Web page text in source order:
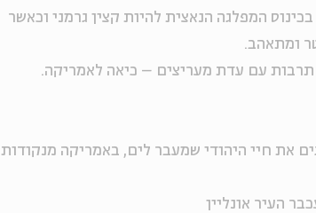
המפלגה הנאצית להיות קצין גרמני וכאשר
ומתאהב.
תרבות עם עדת מעריצים – כיאה לאמריקה.
את חיי היהודי שמעבר לים, באמריקה מנקודות
העיר אונליין